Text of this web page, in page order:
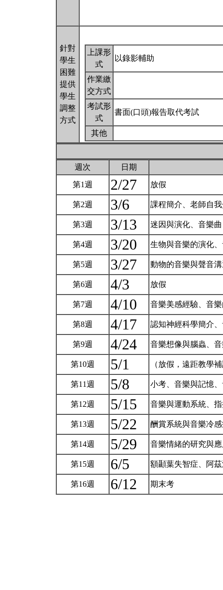
針對
學生
困難
提供
學生
調整
方式
上課形
式
以錄影輔助
作業繳
交方式
考試形
式
書面(口頭)報告取代考試
其他
週次 日期
第1週 2/27 放假
第2週 3/6 課程簡介、老師自
第3週 3/13 迷因與演化、音樂
第4週 3/20 生物與音樂的演化
第5週 3/27 動物的音樂與聲音
第6週 4/3 放假
第7週 4/10 音樂美感經驗、音
第8週 4/17 認知神經科學簡介
第9週 4/24 音樂想像與腦蟲、
第10週 5/1 （放假，遠距教學
第11週 5/8 小考、音樂與記憶
第12週 5/15 音樂與運動系統、
第13週 5/22 酬賞系統與音樂冷
第14週 5/29 音樂情緒的研究與
第15週 6/5 額顳葉失智症、阿
第16週 6/12 期末考